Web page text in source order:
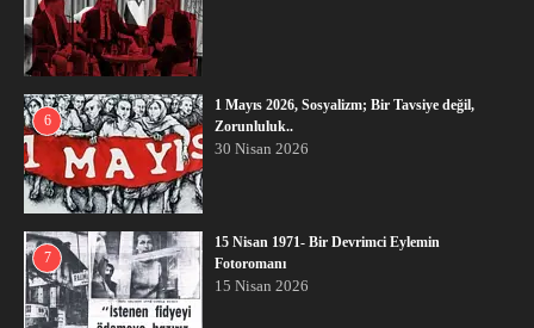
6
1 Mayıs 2026, Sosyalizm; Bir Tavsiye değil,
Zorunluluk..
30 Nisan 2026
7
15 Nisan 1971- Bir Devrimci Eylemin
Fotoromanı
15 Nisan 2026